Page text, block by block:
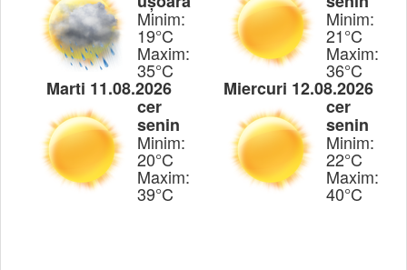
Minim:
19°C
Maxim:
35°C
Minim:
21°C
Maxim:
36°C
Marti 11.08.2026
cer
senin
Minim:
20°C
Maxim:
39°C
Miercuri 12.08.2026
cer
senin
Minim:
22°C
Maxim:
40°C